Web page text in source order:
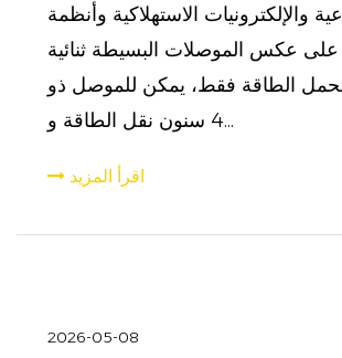
والإلكترونيات الاستهلاكية وأنظمة
على عكس الموصلات البسيطة ثنائية
الطاقة فقط، يمكن للموصل ذو
4 سنون نقل الطاقة و...
اقرأ المزيد
2026-05-08